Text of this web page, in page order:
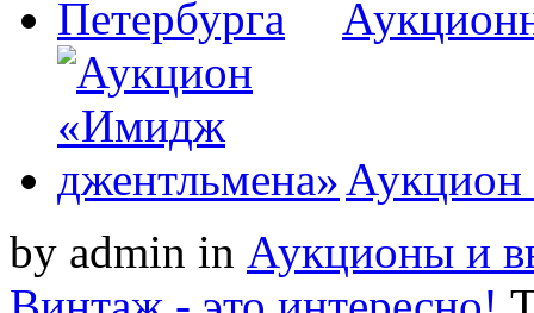
by admin in Аукционы и